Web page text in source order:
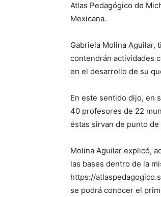
Atlas Pedagógico de
Mexicana.
Gabriela Molina Aguilar,
contendrán actividades
en el desarrollo de su
En este sentido dijo, en
40 profesores de 22
éstas sirvan de punto
Molina Aguilar explicó,
las bases dentro de la
https://
se podrá conocer el